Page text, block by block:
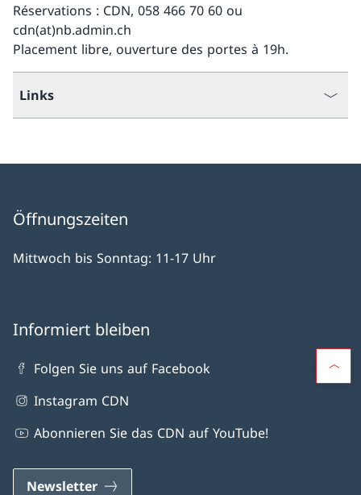
Réservations : CDN, 058 466 70 60 ou
cdn(at)nb.admin.ch
Placement libre, ouverture des portes à 19h.
Links
Öffnungszeiten
Mittwoch bis Sonntag: 11-17 Uhr
Informiert bleiben
Folgen Sie uns auf Facebook
Instagram CDN
Abonnieren Sie das CDN auf YouTube!
Newsletter